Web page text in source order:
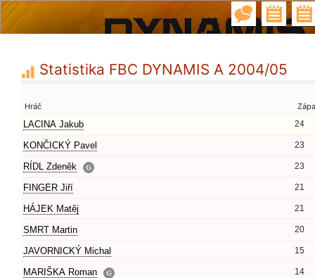
Statistika FBC DYNAMIS A 2004/05
Hráč
LACINA Jakub 24
KONČICKÝ Pavel 23
RÍDL Zdeněk 23
FINGER Jiří 21
HÁJEK Matěj 21
SMRT Martin 20
JAVORNICKÝ Michal 15
MARIŠKA Roman 14